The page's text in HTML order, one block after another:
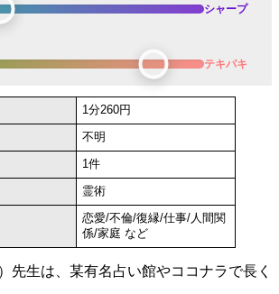
シャープ
テキパキ
1分260円
不明
1件
霊術
恋愛/不倫/復縁/仕事/人間関
係/家庭 など
先生は、某有名占い館やココナラで長く